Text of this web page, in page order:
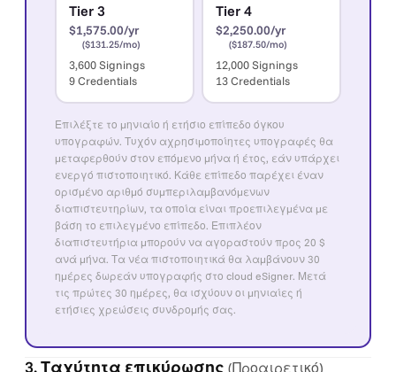
Tier 3
$1,575.00/yr
($131.25/mo)
3,600 Signings
9 Credentials
Tier 4
$2,250.00/yr
($187.50/mo)
12,000 Signings
13 Credentials
Επιλέξτε το μηνιαίο ή ετήσιο επίπεδο όγκου
υπογραφών. Τυχόν αχρησιμοποίητες υπογραφές θα
μεταφερθούν στον επόμενο μήνα ή έτος, εάν υπάρχει
ενεργό πιστοποιητικό. Κάθε επίπεδο παρέχει έναν
ορισμένο αριθμό συμπεριλαμβανόμενων
διαπιστευτηρίων, τα οποία είναι προεπιλεγμένα με
βάση το επιλεγμένο επίπεδο. Επιπλέον
διαπιστευτήρια μπορούν να αγοραστούν προς 20 $
ανά μήνα. Τα νέα πιστοποιητικά θα λαμβάνουν 30
ημέρες δωρεάν υπογραφής στο cloud eSigner. Μετά
τις πρώτες 30 ημέρες, θα ισχύουν οι μηνιαίες ή
ετήσιες χρεώσεις συνδρομής σας.
3. Ταχύτητα επικύρωσης (Προαιρετικό)